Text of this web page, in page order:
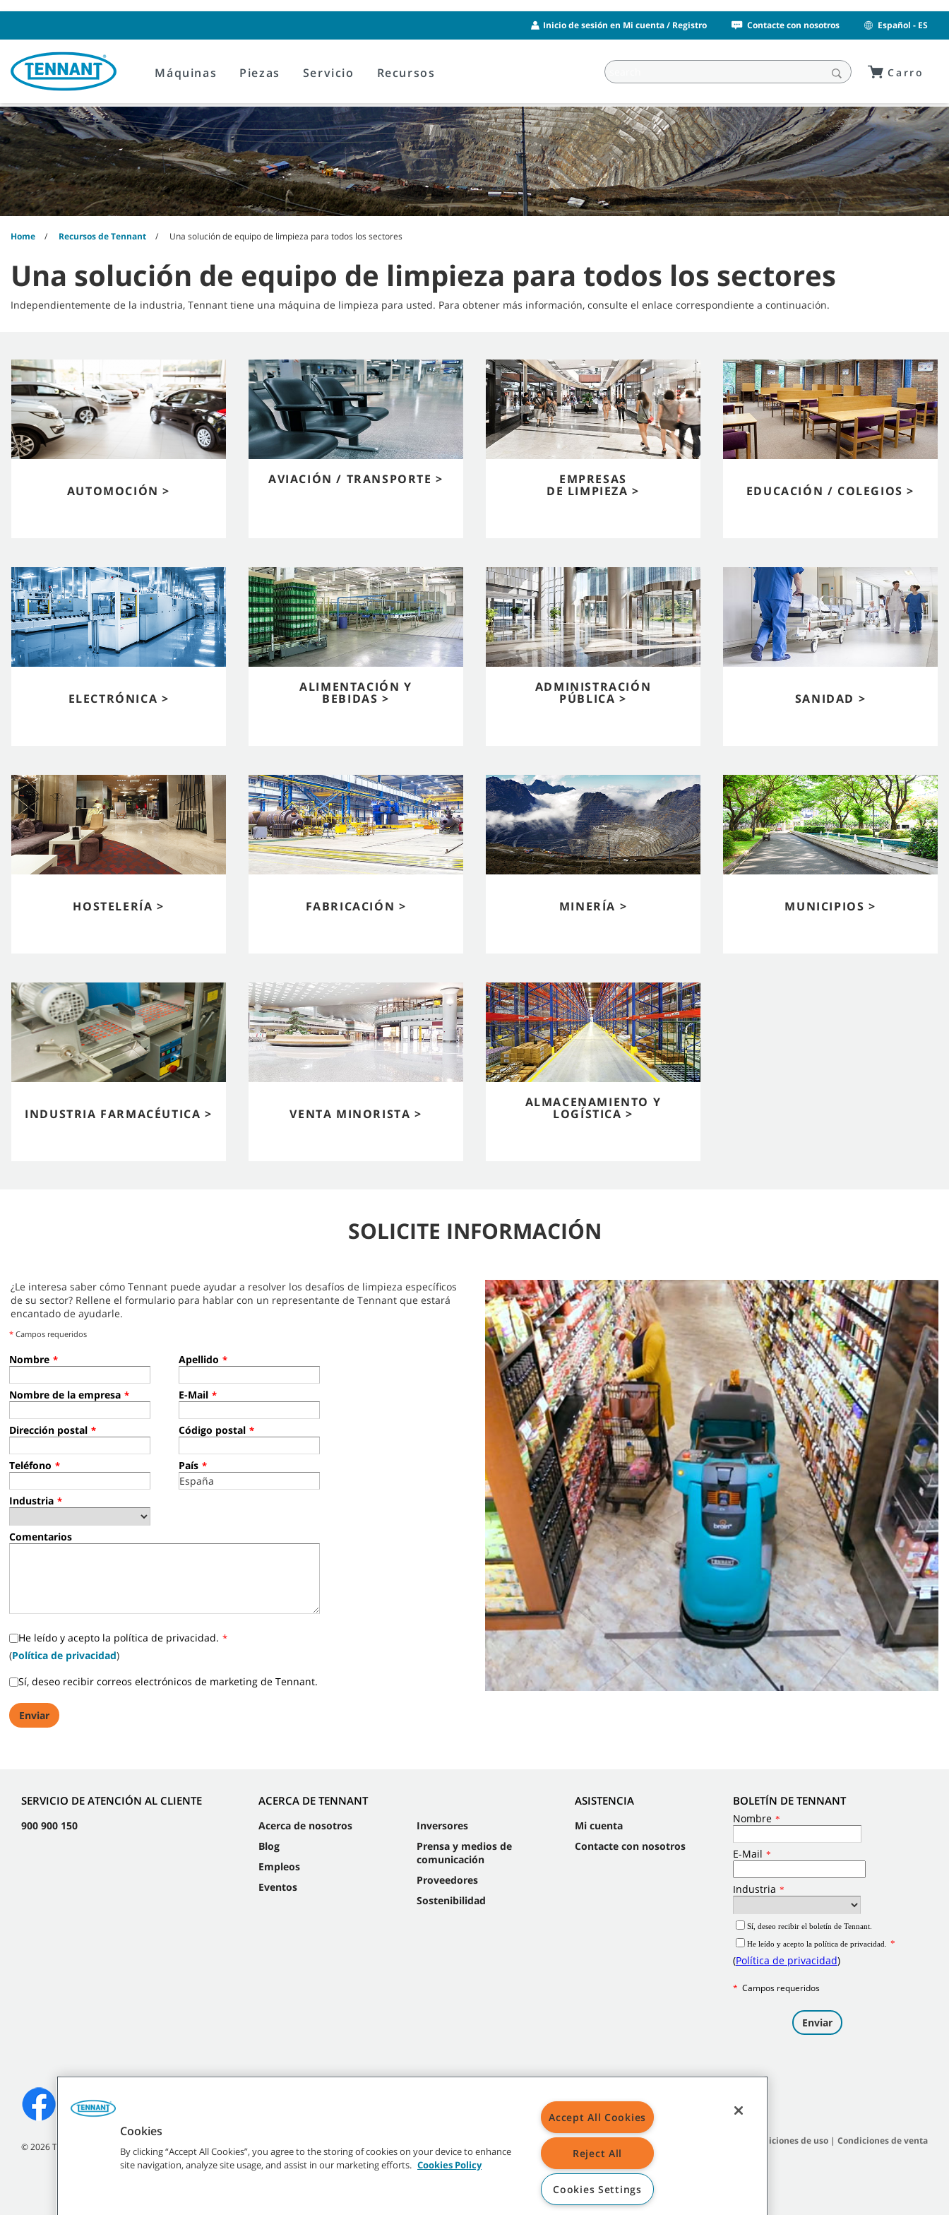
Inicio de sesión en Mi cuenta / Registro Contacte con nosotros Español - ES
Máquinas Piezas Servicio Recursos Carro
Home Recursos de Tennant Una solución de equipo de limpieza para todos los sectores
Una solución de equipo de limpieza para todos los sectores
Independientemente de la industria, Tennant tiene una máquina de limpieza para usted. Para obtener más información, consulte el enlace correspondiente a continuación.
AUTOMOCIÓN >
AVIACIÓN / TRANSPORTE > EMPRESAS
DE LIMPIEZA > EDUCACIÓN / COLEGIOS >
ELECTRÓNICA >
ALIMENTACIÓN Y
BEBIDAS >
ADMINISTRACIÓN
PÚBLICA > SANIDAD >
HOSTELERÍA > FABRICACIÓN > MINERÍA > MUNICIPIOS >
INDUSTRIA FARMACÉUTICA > VENTA MINORISTA >
ALMACENAMIENTO Y
LOGÍSTICA >
SOLICITE INFORMACIÓN
¿Le interesa saber cómo Tennant puede ayudar a resolver los desafíos de limpieza específicos
de su sector? Rellene el formulario para hablar con un representante de Tennant que estará
encantado de ayudarle.
* Campos requeridos
Nombre * Apellido *
Nombre de la empresa * E-Mail *
Dirección postal * Código postal *
Teléfono * País *
Industria *
Comentarios
He leído y acepto la política de privacidad. *
(Política de privacidad)
Sí, deseo recibir correos electrónicos de marketing de Tennant.
SERVICIO DE ATENCIÓN AL CLIENTE
900 900 150
ACERCA DE TENNANT
Acerca de nosotros
Blog
Empleos
Eventos
Inversores
Prensa y medios de
comunicación
Proveedores
Sostenibilidad
ASISTENCIA
Mi cuenta
Contacte con nosotros
BOLETÍN DE TENNANT
©2026Tennant Company. Todos los derechos reservados.
Mapa del sitio| Condiciones de uso| Condiciones de venta
Todas las marcas y logotipos Tennant indicados son propiedad de Tennant Company y/o de sus empresas afiliadas o controladas.
Cookies
By clicking “Accept All Cookies”, you agree to the storing of cookies on your device to enhance
site navigation, analyze site usage, and assist in our marketing efforts. Cookies Policy
Accept All Cookies
Reject All
Cookies Settings